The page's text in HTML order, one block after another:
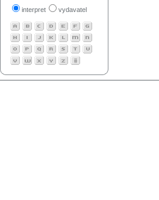
interpret vydavatel